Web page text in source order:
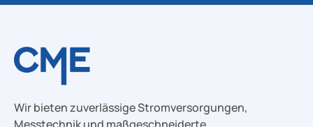
Wir bieten zuverlässige Stromversorgungen,